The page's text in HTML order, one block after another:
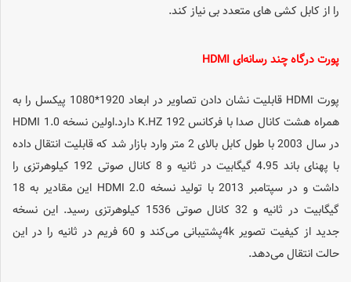
را از کابل کشی ‌های متعدد بی نیاز کند.
پورت درگاه چند رسانه‌ای HDMI
پورت HDMI قابلیت نشان دادن تصاویر در ابعاد 1920*1080 پیکسل را به
همراه هشت کانال صدا با فرکانس 192 K.HZ دارد.اولین نسخه HDMI 1.0
در سال 2003 با طول کابل بالای 2 متر وارد بازار شد که قابلیت انتقال داده
با پهنای باند 4.95 گیگابیت در ثانیه و 8 کانال صوتی 192 کیلوهرتزی را
داشت و در سپتامبر 2013 با تولید نسخه HDMI 2.0 این مقادیر به 18
گیگابیت در ثانیه و 32 کانال صوتی 1536 کیلوهرتزی رسید. این نسخه
جدید از کیفیت تصویر 4kپشتیبانی می‌کند و 60 فریم در ثانیه را در این
حالت انتقال می‌دهد.